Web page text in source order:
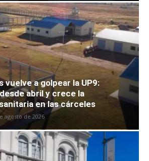
vuelve a golpear la UP9:
abril y crece la
en las cárceles
agosto de 2026